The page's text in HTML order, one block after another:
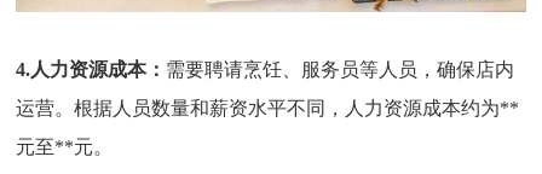
4.人力资源成本： 需要聘请烹饪、服务员等人员，确保店内
运营。根据人员数量和薪资水平不同，人力资源成本约为**
元至**元。